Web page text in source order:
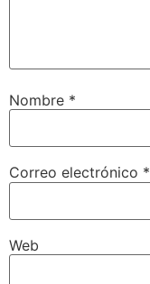
Nombre *
Correo electrónico *
Web